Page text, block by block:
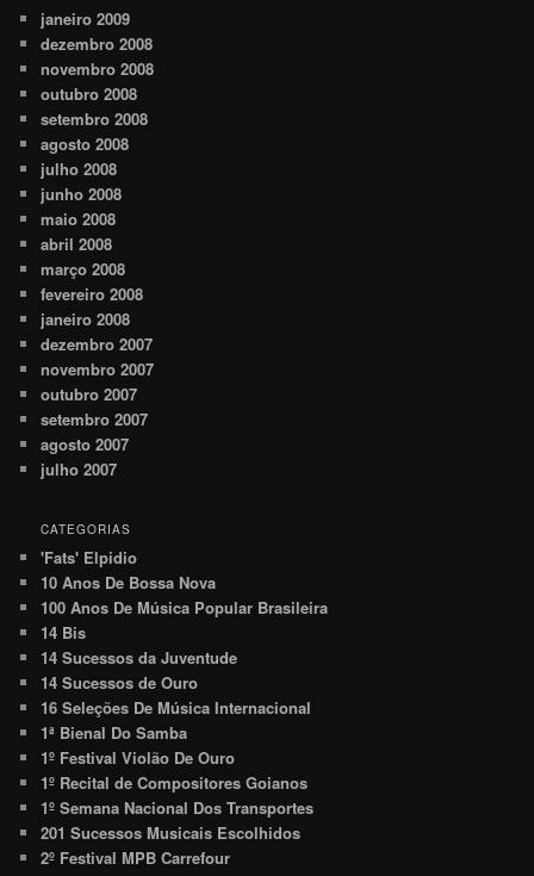
janeiro 2009
dezembro 2008
novembro 2008
outubro 2008
setembro 2008
agosto 2008
julho 2008
junho 2008
maio 2008
abril 2008
março 2008
fevereiro 2008
janeiro 2008
dezembro 2007
novembro 2007
outubro 2007
setembro 2007
agosto 2007
julho 2007
CATEGORIAS
'Fats' Elpidio
10 Anos De Bossa Nova
100 Anos De Música Popular Brasileira
14 Bis
14 Sucessos da Juventude
14 Sucessos de Ouro
16 Seleções De Música Internacional
1ª Bienal Do Samba
1º Festival Violão De Ouro
1º Recital de Compositores Goianos
1º Semana Nacional Dos Transportes
201 Sucessos Musicais Escolhidos
2º Festival MPB Carrefour